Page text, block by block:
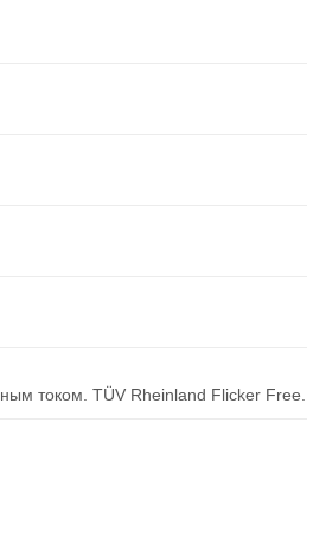
током. TÜV Rheinland Flicker Free.